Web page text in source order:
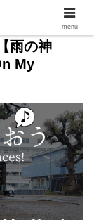
雨の神
My
menu